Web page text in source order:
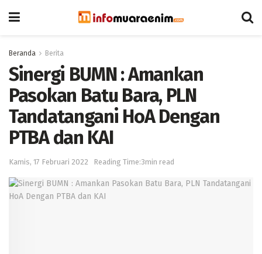
Beranda Berita
Sinergi BUMN : Amankan
Pasokan Batu Bara, PLN
Tandatangani HoA Dengan
PTBA dan KAI
Kamis, 17 Februari 2022 Reading Time:3min read